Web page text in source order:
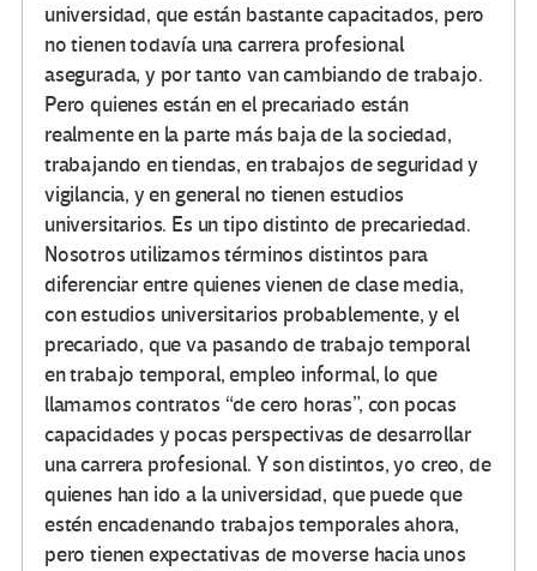
universidad, que están bastante capacitados, pero
no tienen todavía una carrera profesional
asegurada, y por tanto van cambiando de trabajo.
Pero quienes están en el precariado están
realmente en la parte más baja de la sociedad,
trabajando en tiendas, en trabajos de seguridad y
vigilancia, y en general no tienen estudios
universitarios. Es un tipo distinto de precariedad.
Nosotros utilizamos términos distintos para
diferenciar entre quienes vienen de clase media,
con estudios universitarios probablemente, y el
precariado, que va pasando de trabajo temporal
en trabajo temporal, empleo informal, lo que
llamamos contratos “de cero horas”, con pocas
capacidades y pocas perspectivas de desarrollar
una carrera profesional. Y son distintos, yo creo, de
quienes han ido a la universidad, que puede que
estén encadenando trabajos temporales ahora,
pero tienen expectativas de moverse hacia unos